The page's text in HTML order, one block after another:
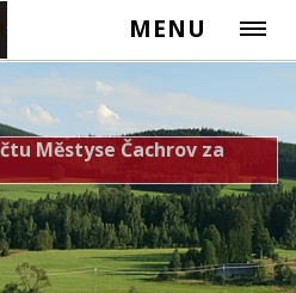
MENU
Městyse Čachrov za